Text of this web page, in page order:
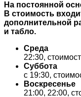
На постоянной
В стоимость
дополнительной
и табло.
Среда
22:30,
Суббота
с 19:30,
Воскресенье
21:00, 22:00,